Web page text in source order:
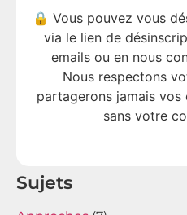
🔒 Vous pouvez vous
via le lien de
emails ou en nous
Nous respectons
partagerons jamais
sans votre
Sujets